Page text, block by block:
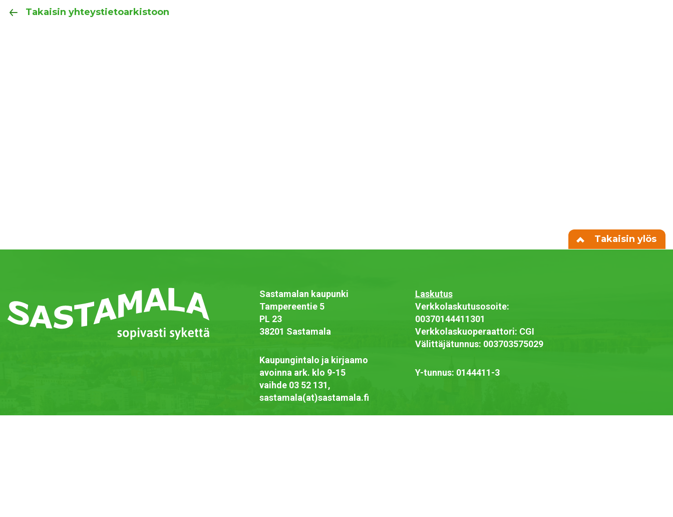
Takaisin yhteystietoarkistoon
Takaisin ylös
Sastamalan kaupunki
Tampereentie 5
PL 23
38201 Sastamala
Kaupungintalo ja kirjaamo
avoinna ark. klo 9-15
vaihde 03 52 131,
sastamala(at)sastamala.fi
Laskutus
Verkkolaskutusosoite:
00370144411301
Verkkolaskuoperaattori: CGI
Välittäjätunnus: 003703575029
Y-tunnus: 0144411-3